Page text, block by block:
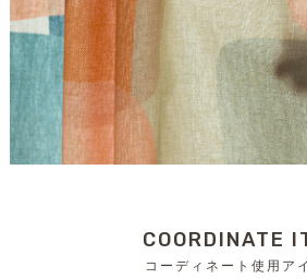
COORDINATE
コーディネート使用ア